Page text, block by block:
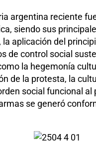
argentina reciente
siendo sus
aplicación del
de control social
la hegemonía
de la protesta, la
social funcional
se generó